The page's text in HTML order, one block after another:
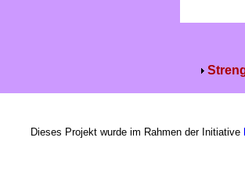
Dieses Projekt wurde im Rahmen der Initiative